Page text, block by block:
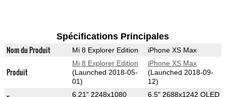
Spécifications Principales
Nom du Produit Mi 8 Explorer Edition iPhone XS Max
Produit
Mi 8 Explorer Edition
(Launched 2018-05-
01)
iPhone XS Max
(Launched 2018-09-
12)
6.21" 2248x1080
6.5" 2688x1242 OLED